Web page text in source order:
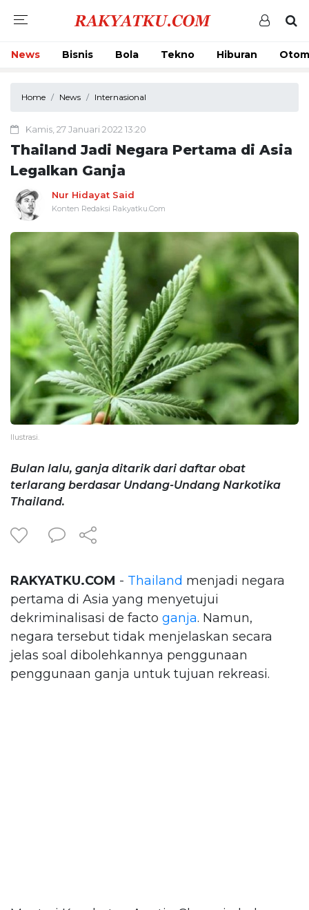
News Bisnis Bola Tekno Hiburan
Home News Internasional
Kamis, 27 Januari 2022 13:20
Thailand Jadi Negara Pertama di Asia
Legalkan Ganja
Nur Hidayat Said
Konten Redaksi Rakyatku.Com
Ilustrasi.
Bulan lalu, ganja ditarik dari daftar obat
terlarang berdasar Undang-Undang Narkotika
Thailand.
RAKYATKU.COM - Thailand menjadi negara
pertama di Asia yang menyetujui
dekriminalisasi de facto ganja. Namun,
negara tersebut tidak menjelaskan secara
jelas soal dibolehkannya penggunaan
penggunaan ganja untuk tujuan rekreasi.